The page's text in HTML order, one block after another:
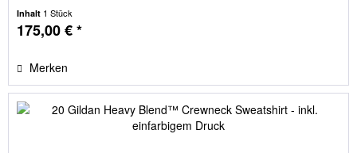
Inhalt 1 Stück
175,00 € *
Merken